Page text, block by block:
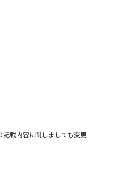
載内容に関しましても変更